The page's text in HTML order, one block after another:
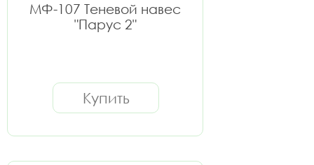
МФ-107 Теневой навес
"Парус 2"
Купить